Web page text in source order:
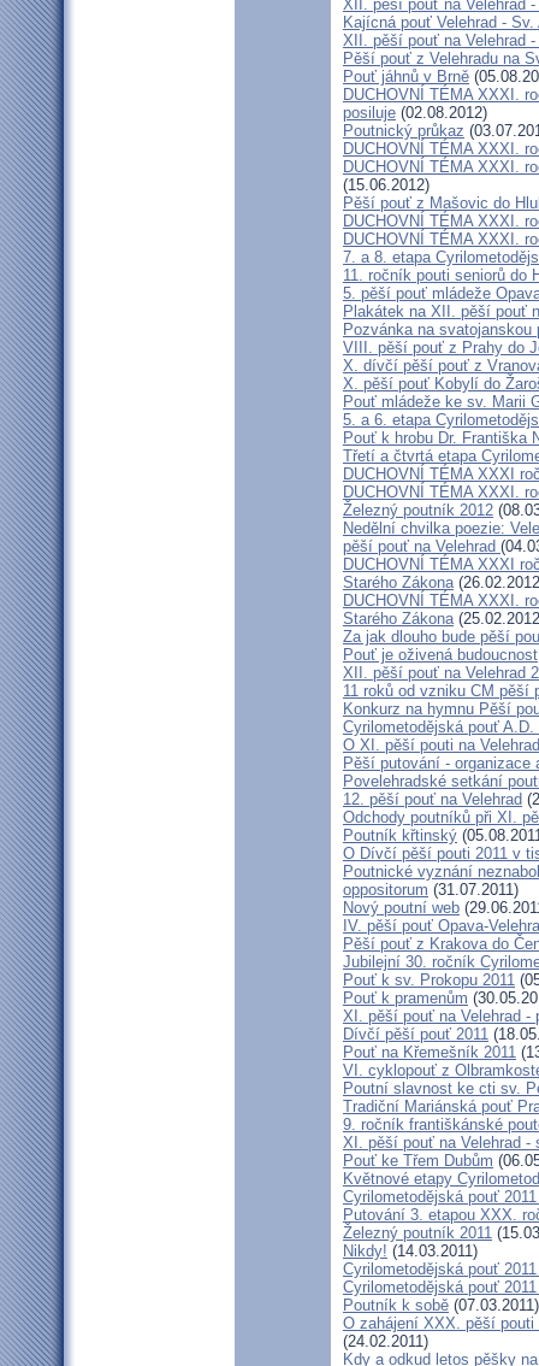
XII. pěší pouť na Velehrad -
Kajícná pouť Velehrad - Sv.
XII. pěší pouť na Velehrad
Pěší pouť z Velehradu na
Pouť jáhnů v Brně
DUCHOVNÍ TÉMA XXXI.
posiluje (02.08.2012)
Poutnický průkaz
DUCHOVNÍ TÉMA XXXI.
DUCHOVNÍ TÉMA XXXI.
(15.06.2012)
Pěší pouť z Mašovic do
DUCHOVNÍ TÉMA XXXI.
DUCHOVNÍ TÉMA XXXI.
7. a 8. etapa
11. ročník pouti seniorů do
5. pěší pouť mládeže
Plakátek na XII. pěší pouť
Pozvánka na
VIII. pěší pouť z Prahy do
X. dívčí pěší pouť z
X. pěší pouť Kobylí do
Pouť mládeže ke sv. Marii
5. a 6. etapa
Pouť k hrobu Dr. Františka
Třetí a čtvrtá etapa
DUCHOVNÍ TÉMA XXXI
DUCHOVNÍ TÉMA XXXI.
Železný poutník 2012
Nedělní chvilka poezie:
pěší pouť na Velehrad
DUCHOVNÍ TÉMA XXXI
Starého Zákona
DUCHOVNÍ TÉMA XXXI.
Starého Zákona
Za jak dlouho bude pěší
Pouť je oživená budoucnost
XII. pěší pouť na Velehrad
11 roků od vzniku CM pěší
Konkurz na hymnu Pěší
Cyrilometodějská pouť
O XI. pěší pouti na
Pěší putování - organizace
Povelehradské setkání
12. pěší pouť na Velehrad
Odchody poutníků při XI.
Poutník křtinský
O Dívčí pěší pouti 2011 v
Poutnické vyznání
oppositorum (31.07.2011)
Nový poutní web
IV. pěší pouť Opava-
Pěší pouť z Krakova do
Jubilejní 30. ročník
Pouť k sv. Prokopu 2011
Pouť k pramenům
XI. pěší pouť na Velehrad -
Dívčí pěší pouť 2011
Pouť na Křemešník 2011
VI. cyklopouť z
Poutní slavnost ke cti sv.
Tradiční Mariánská pouť
9. ročník františkánské
XI. pěší pouť na Velehrad -
Pouť ke Třem Dubům
Květnové etapy
Cyrilometodějská pouť
Putování 3. etapou XXX.
Železný poutník 2011
Nikdy! (14.03.2011)
Cyrilometodějská pouť
Cyrilometodějská pouť
Poutník k sobě (07.03.2011)
O zahájení XXX. pěší
(24.02.2011)
Kdy a odkud letos pěšky